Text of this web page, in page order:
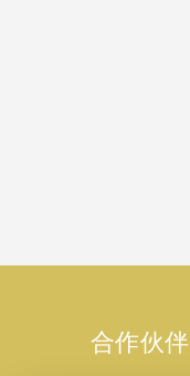
合作伙伴